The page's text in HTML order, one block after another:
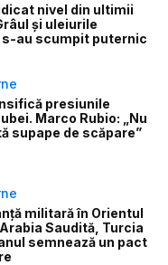
nivel din ultimii
și uleiurile
au scumpit puternic
presiunile
Marco Rubio: „Nu
supape de scăpare”
militară în Orientul
Saudită, Turcia
semnează un pact